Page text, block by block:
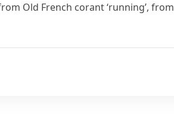
Old French corant‘running’, from